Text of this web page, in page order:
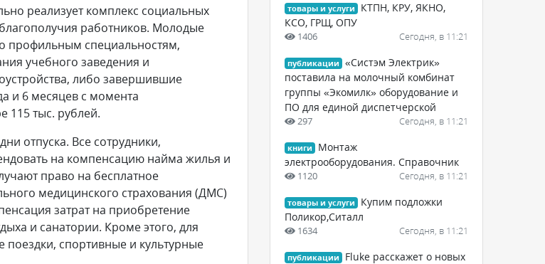
реализует комплекс социальных
работников. Молодые
профильным специальностям,
учебного заведения и
либо завершившие
и 6 месяцев с момента
115 тыс. рублей.
отпуска. Все сотрудники,
на компенсацию найма жилья и
право на бесплатное
медицинского страхования (ДМС)
затрат на приобретение
и санатории. Кроме этого, для
поездки, спортивные и культурные
товары и услуги
КТПН, КРУ, ЯКНО,
КСО, ГРЩ, ОПУ
1406 Сегодня, в 11:21
публикации
«Систэм Электрик»
поставила на молочный комбинат
группы «Экомилк» оборудование и
ПО для единой диспетчерской
297 Сегодня, в 11:21
книги
Монтаж
электрооборудования. Справочник
1120 Сегодня, в 11:21
товары и услуги
Купим подложки
Поликор,Ситалл
1634 Сегодня, в 11:21
публикации
Fluke расскажет о новых